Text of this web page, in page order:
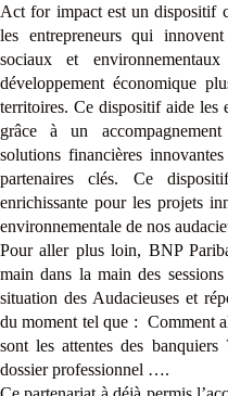
Act for impact est un dispositif
les entrepreneurs qui
sociaux et
développement économique
territoires. Ce dispositif aide les
grâce à un
solutions financières
partenaires clés. Ce
enrichissante pour les projets
environnementale de nos
Pour aller plus loin, BNP
main dans la main des
situation des Audacieuses et
du moment tel que : Comment
sont les attentes des
dossier professionnel ….